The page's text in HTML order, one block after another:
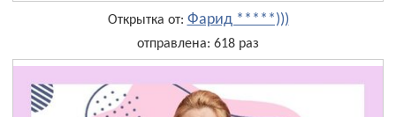
Открытка от: Фарид *****)))
отправлена: 618 раз